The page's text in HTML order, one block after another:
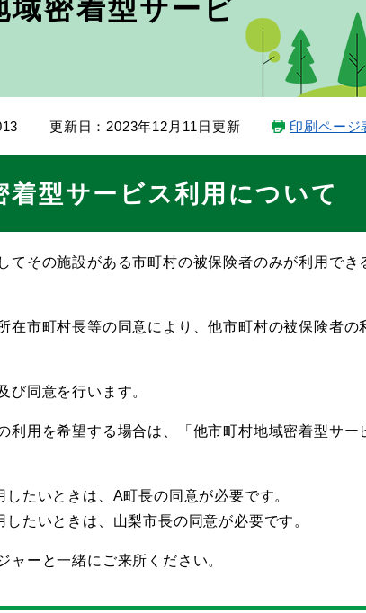
密着型サービ
更新日：2023年12月11日更新 印刷ページ
型サービス利用について
てその施設がある市町村の被保険者のみが利用でき
在市町村長等の同意により、他市町村の被保険者の
び同意を行います。
利用を希望する場合は、「他市町村地域密着型サー
たいときは、A町長の同意が必要です。
たいときは、山梨市長の同意が必要です。
ャーと一緒にご来所ください。